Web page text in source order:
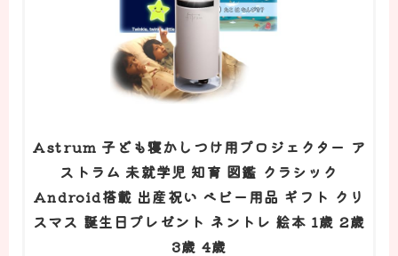
Astrum 子ども寝かしつけ用プロジェクター ア
ストラム 未就学児 知育 図鑑 クラシック
Android搭載 出産祝い ベビー用品 ギフト クリ
スマス 誕生日プレゼント ネントレ 絵本 1歳 2歳
3歳 4歳